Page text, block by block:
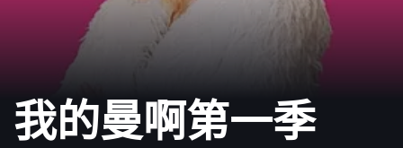
我的曼啊第一季